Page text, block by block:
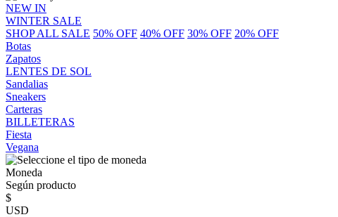
NEW IN
WINTER SALE
SHOP ALL SALE 50% OFF 40% OFF 30% OFF 20% OFF
Botas
Zapatos
LENTES DE SOL
Sandalias
Sneakers
Carteras
BILLETERAS
Fiesta
Vegana
Moneda
Según producto
$
USD